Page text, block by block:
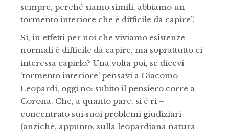
sempre, perché siamo simili, abbiamo un
tormento interiore che è difficile da capire”.
Si, in effetti per noi che viviamo esistenze
normali è difficile da capire, ma soprattutto ci
interessa capirlo? Una volta poi, se dicevi
‘tormento interiore’ pensavi a Giacomo
Leopardi, oggi no: subito il pensiero corre a
Corona. Che, a quanto pare, si è ri –
concentrato sui suoi problemi giudiziari
(anzichè, appunto, sulla leopardiana natura